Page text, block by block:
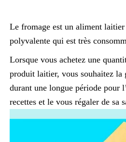
Le fromage est un aliment laitier
polyvalente qui est très
Lorsque vous achetez une
produit laitier, vous souhaitez la
durant une longue période pour
recettes et le vous régaler de sa